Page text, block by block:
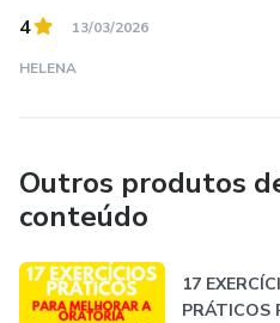
4 13/03/2026
HELENA
Outros produtos
conteúdo
17
PRÁTICOS